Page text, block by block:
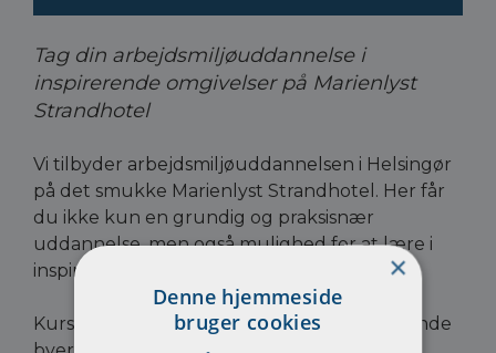
Tag din arbejdsmiljøuddannelse i
inspirerende omgivelser på Marienlyst
Strandhotel
Vi tilbyder arbejdsmiljøuddannelsen i Helsingør
på det smukke Marienlyst Strandhotel. Her får
du ikke kun en grundig og praksisnær
uddannelse, men også mulighed for at lære i
inspirerende omgivelser tæt ved havet.
Kurset er oplagt for deltagere fra nærliggende
×
Denne hjemmeside
bruger cookies